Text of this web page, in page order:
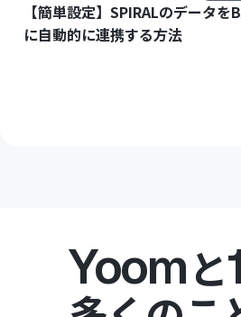
【簡単設定】SPIRALのデータを
に自動的に連携する方法
Yoomと